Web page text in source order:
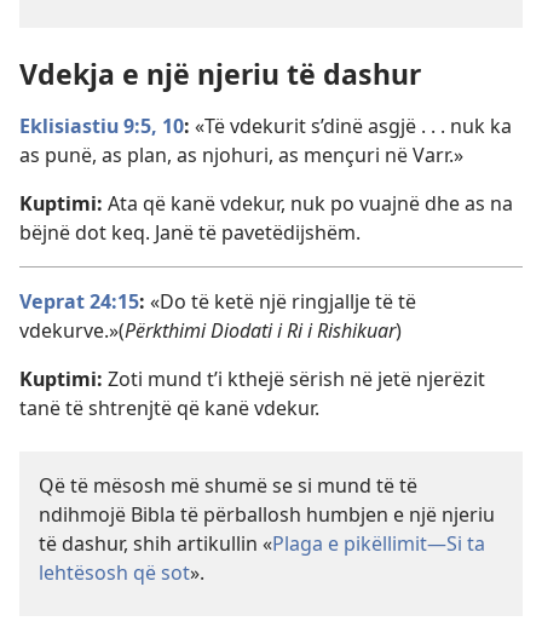
Vdekja e një njeriu të dashur
Eklisiastiu 9:5, 10: «Të vdekurit s’dinë asgjë . . . nuk ka
as punë, as plan, as njohuri, as mençuri në Varr.»
Kuptimi: Ata që kanë vdekur, nuk po vuajnë dhe as na
bëjnë dot keq. Janë të pavetëdijshëm.
Veprat 24:15: «Do të ketë një ringjallje të të
vdekurve.»(Përkthimi Diodati i Ri i Rishikuar)
Kuptimi: Zoti mund t’i kthejë sërish në jetë njerëzit
tanë të shtrenjtë që kanë vdekur.
Që të mësosh më shumë se si mund të të
ndihmojë Bibla të përballosh humbjen e një njeriu
të dashur, shih artikullin «Plaga e pikëllimit—Si ta
lehtësosh që sot».